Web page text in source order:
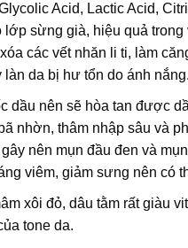
Acid, Lactic Acid,
sừng già, hiệu quả
các vết nhăn li ti, làm
da bị hư tổn do ánh nắng.
dầu nên sẽ hòa tan được
nhờn, thâm nhập sâu và
nên mụn đầu đen và
viêm, giảm sưng nên có
xôi đỏ, dâu tằm rất giàu
tone da.